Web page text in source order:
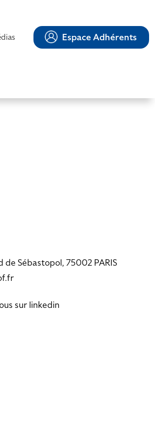
Espace Adhérents
de Sébastopol, 75002 PARIS
sur linkedin